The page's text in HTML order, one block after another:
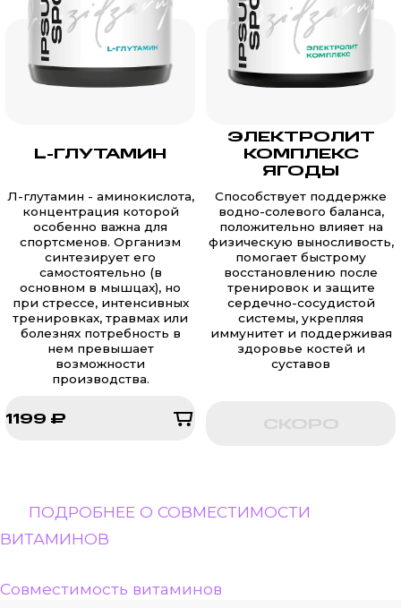
L-ГЛУТАМИН
Л-глутамин - аминокислота,
концентрация которой
особенно важна для
спортсменов. Организм
синтезирует его
самостоятельно (в
основном в мышцах), но
при стрессе, интенсивных
тренировках, травмах или
болезнях потребность в
нем превышает
возможности
производства.
1199 ₽
ЭЛЕКТРОЛИТ
КОМПЛЕКС
ЯГОДЫ
Способствует поддержке
водно-солевого баланса,
положительно влияет на
физическую выносливость,
помогает быстрому
восстановлению после
тренировок и защите
сердечно-сосудистой
системы, укрепляя
иммунитет и поддерживая
здоровье костей и
суставов
СКОРО
ПОДРОБНЕЕ О СОВМЕСТИМОСТИ
ВИТАМИНОВ
Совместимость витаминов